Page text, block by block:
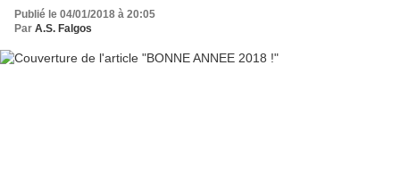
Publié le 04/01/2018 à 20:05
Par A.S. Falgos